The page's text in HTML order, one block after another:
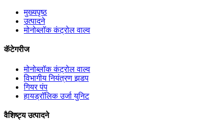
मुख्यपृष्ठ
उत्पादने
मोनोब्लॉक कंट्रोल वाल्व
कॅटेगरीज
मोनोब्लॉक कंट्रोल वाल्व
विभागीय नियंत्रण झडप
गियर पंप
हायड्रॉलिक उर्जा युनिट
वैशिष्ट्य उत्पादने